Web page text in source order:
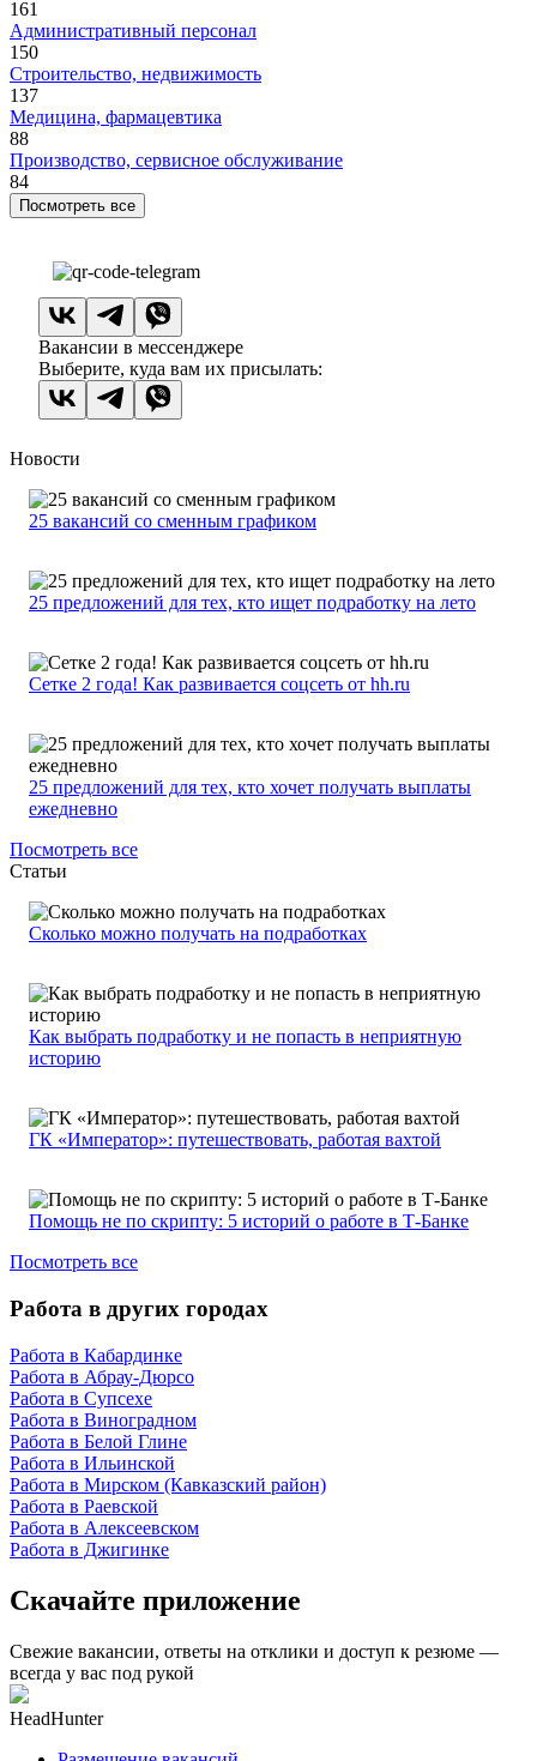
161
Административный персонал
150
Строительство, недвижимость
137
Медицина, фармацевтика
88
Производство, сервисное обслуживание
84
Посмотреть все
Вакансии в мессенджере
Выберите, куда вам их присылать:
Новости
25 вакансий со сменным графиком
25 предложений для тех, кто ищет подработку на лето
Сетке 2 года! Как развивается соцсеть от hh.ru
25 предложений для тех, кто хочет получать выплаты
ежедневно
Посмотреть все
Статьи
Сколько можно получать на подработках
Как выбрать подработку и не попасть в неприятную
историю
ГК «Император»: путешествовать, работая вахтой
Помощь не по скрипту: 5 историй о работе в Т-Банке
Посмотреть все
Работа в других городах
Работа в Кабардинке
Работа в Абрау-Дюрсо
Работа в Супсехе
Работа в Виноградном
Работа в Белой Глине
Работа в Ильинской
Работа в Мирском (Кавказский район)
Работа в Раевской
Работа в Алексеевском
Работа в Джигинке
Скачайте приложение
Свежие вакансии, ответы на отклики и доступ к резюме —
всегда у вас под рукой
HeadHunter